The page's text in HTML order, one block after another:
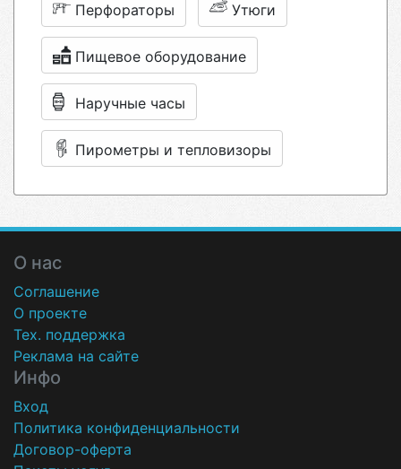
Перфораторы Утюги
Пищевое оборудование
Наручные часы
Пирометры и тепловизоры
О нас
Соглашение
О проекте
Тех. поддержка
Реклама на сайте
Инфо
Вход
Политика конфиденциальности
Договор-оферта